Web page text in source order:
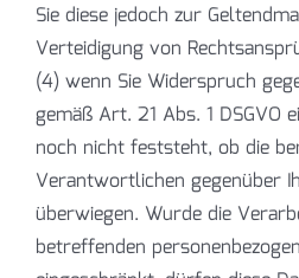
Sie diese jedoch zur
Verteidigung von
(4) wenn Sie Widerspruch
gemäß Art. 21 Abs. 1 DSGVO
noch nicht feststeht, ob die
Verantwortlichen gegenüber
überwiegen. Wurde die
betreffenden